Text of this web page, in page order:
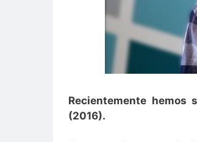
Recientemente
(2016).